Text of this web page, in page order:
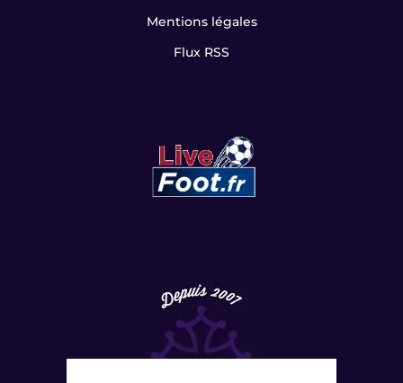
Mentions légales
Flux RSS